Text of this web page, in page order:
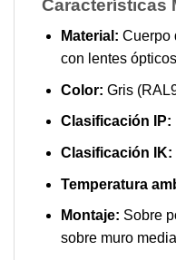
Características
Material: Cuerpo
con lentes
Color: Gris
Clasificación IP:
Clasificación IK:
Temperatura
Montaje: Sobre
sobre muro